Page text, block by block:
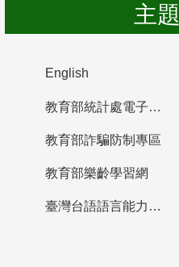
主
English
教育部統計處電子書櫃
教育部詐騙防制專區
教育部樂齡學習網
臺灣台語語言能力認證網站